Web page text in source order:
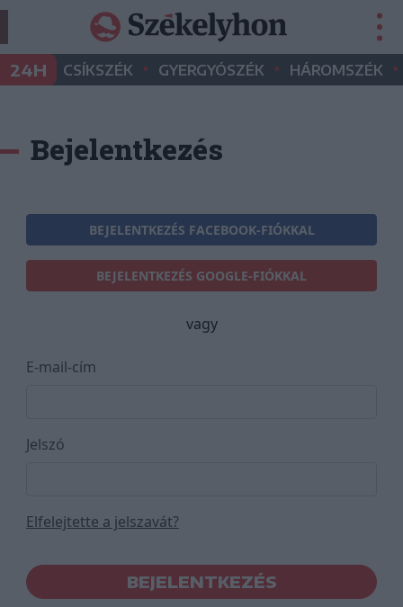
24H CSÍKSZÉK • GYERGYÓSZÉK • HÁROMSZÉK •
Bejelentkezés
BEJELENTKEZÉS FACEBOOK-FIÓKKAL
BEJELENTKEZÉS GOOGLE-FIÓKKAL
vagy
E-mail-cím
Jelszó
Elfelejtette a jelszavát?
BEJELENTKEZÉS